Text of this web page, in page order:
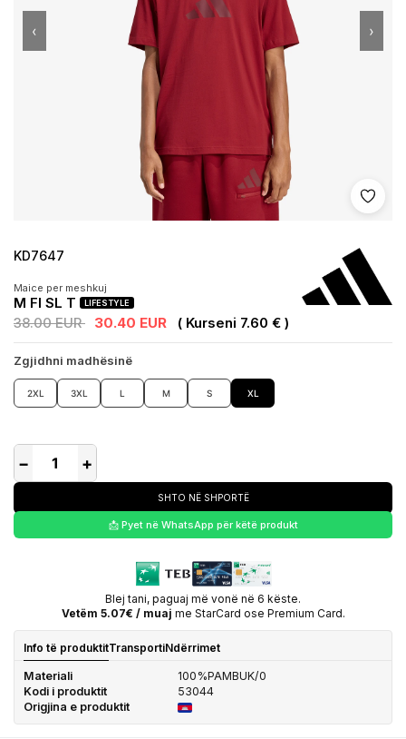
Shto
‹ ›
KD7647
Maice per meshkuj
M FI SL T LIFESTYLE
38.00 EUR 30.40 EUR ( Kurseni 7.60 € )
Zgjidhni madhësinë
2XL 3XL L M S XL
− +
SHTO NË SHPORTË
📩 Pyet në WhatsApp për këtë produkt
Blej tani, paguaj më vonë në 6 këste.
Vetëm 5.07€ / muaj me StarCard ose Premium Card.
Info të produktitTransportiNdërrimet
Materiali
100%PAMBUK/0
Kodi i produktit
53044
Origjina e produktit